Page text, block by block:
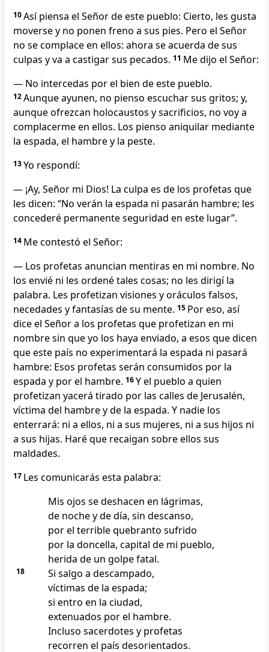
10Así piensa el Señor de este pueblo: Cierto, les gusta
moverse y no ponen freno a sus pies. Pero el Señor
no se complace en ellos: ahora se acuerda de sus
culpas y va a castigar sus pecados. 11 Me dijo el Señor:
— No intercedas por el bien de este pueblo.
12Aunque ayunen, no pienso escuchar sus gritos; y,
aunque ofrezcan holocaustos y sacrificios, no voy a
complacerme en ellos. Los pienso aniquilar mediante
la espada, el hambre y la peste.
13Yo respondí:
— ¡Ay, Señor mi Dios! La culpa es de los profetas que
les dicen: “No verán la espada ni pasarán hambre; les
concederé permanente seguridad en este lugar”.
14 Me contestó el Señor:
— Los profetas anuncian mentiras en mi nombre. No
los envié ni les ordené tales cosas; no les dirigí la
palabra. Les profetizan visiones y oráculos falsos,
necedades y fantasías de su mente. 15 Por eso, así
dice el Señor a los profetas que profetizan en mi
nombre sin que yo los haya enviado, a esos que dicen
que este país no experimentará la espada ni pasará
hambre: Esos profetas serán consumidos por la
espada y por el hambre. 16Y el pueblo a quien
profetizan yacerá tirado por las calles de Jerusalén,
víctima del hambre y de la espada. Y nadie los
enterrará: ni a ellos, ni a sus mujeres, ni a sus hijos ni
a sus hijas. Haré que recaigan sobre ellos sus
maldades.
17 Les comunicarás esta palabra:
Mis ojos se deshacen en lágrimas,
de noche y de día, sin descanso,
por el terrible quebranto sufrido
por la doncella, capital de mi pueblo,
herida de un golpe fatal.
18
Si salgo a descampado,
víctimas de la espada;
si entro en la ciudad,
extenuados por el hambre.
Incluso sacerdotes y profetas
recorren el país desorientados.